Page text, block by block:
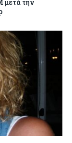
μετά την